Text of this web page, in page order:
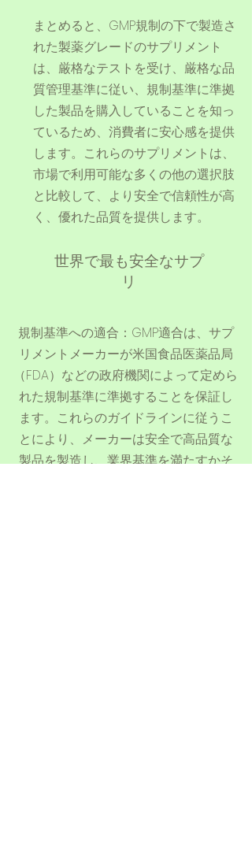
まとめると、GMP規制の下で製造さ
れた製薬グレードのサプリメント
は、厳格なテストを受け、厳格な品
質管理基準に従い、規制基準に準拠
した製品を購入していることを知っ
ているため、消費者に安心感を提供
します。これらのサプリメントは、
市場で利用可能な多くの他の選択肢
と比較して、より安全で信頼性が高
く、優れた品質を提供します。
​世界で最も安全なサプ
リ
規制基準への適合：GMP適合は、サプ
リメントメーカーが米国食品医薬品局
（FDA）などの政府機関によって定めら
れた規制基準に準拠することを保証し
ます。これらのガイドラインに従うこ
とにより、メーカーは安全で高品質な
製品を製造し、業界基準を満たすかそ